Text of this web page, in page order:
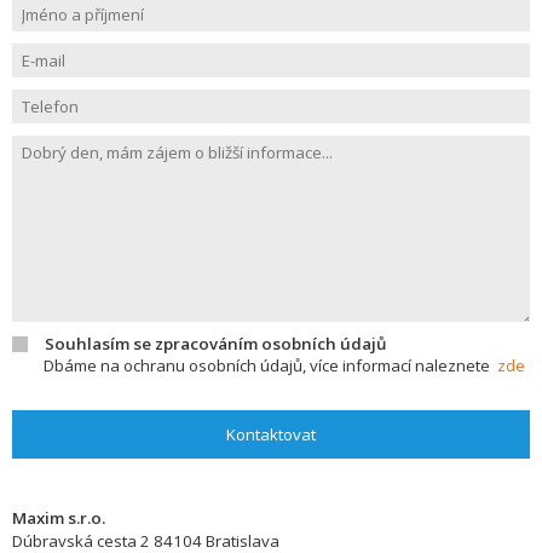
Souhlasím se zpracováním osobních údajů
Dbáme na ochranu osobních údajů, více informací naleznete zde
Kontaktovat
Maxim s.r.o.
Dúbravská cesta 2 84104Bratislava